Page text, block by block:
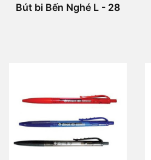
Bút bi Bến Nghé L - 28